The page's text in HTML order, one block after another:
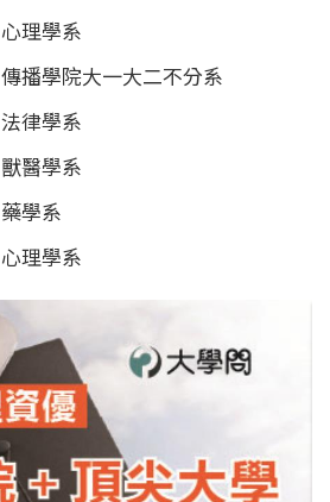
理學系
播學院大一大二不分系
律學系
醫學系
學系
理學系